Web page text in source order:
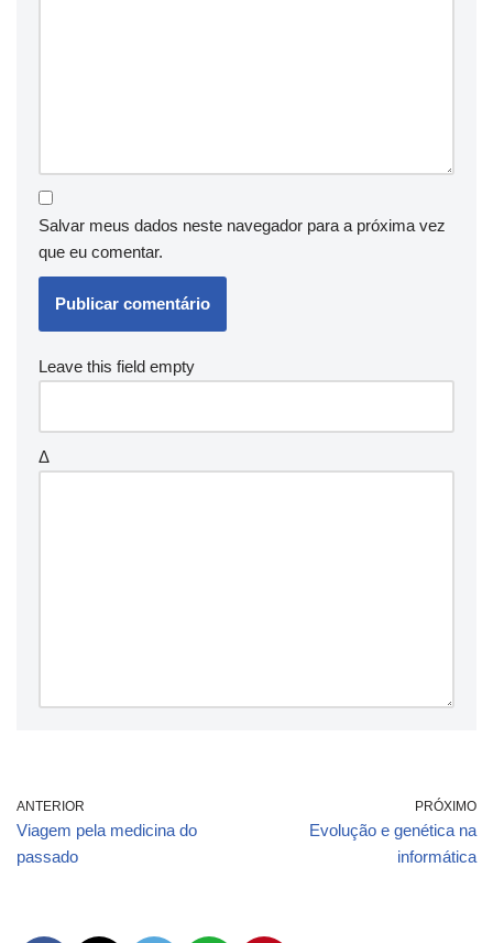
Salvar meus dados neste navegador para a próxima vez
que eu comentar.
Leave this field empty
Δ
ANTERIOR
Viagem pela medicina do
passado
PRÓXIMO
Evolução e genética na
informática